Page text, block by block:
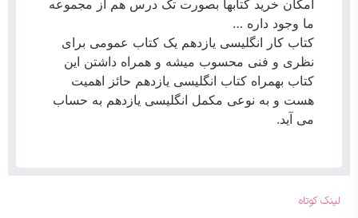
امکان خرید کتابها بصورت تک درس هم از مجموعه
ما وجود داره …
کتاب کار انگلیسی یازدهم یک کتاب عمومی برای
نظری و فنی محسوب میشه و همراه داشتن این
کتاب بهمراه کتاب انگلیسی یازدهم حائز اهمیت
هست و به نوعی مکمل انگلیسی یازدهم به حساب
می آید.
لینک کوتاه